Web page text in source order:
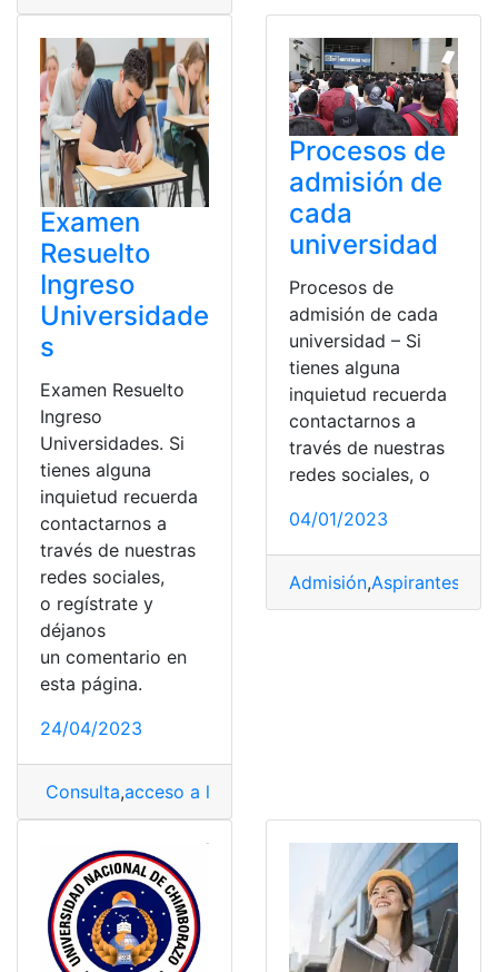
Examen
Resuelto
Ingreso
Universidade
s
Examen Resuelto
Ingreso
Universidades. Si
tienes alguna
inquietud recuerda
contactarnos a
través de nuestras
redes sociales,
o regístrate y
déjanos
un comentario en
esta página.
24/04/2023
Consulta,acceso a la universidad
Procesos de
admisión de
cada
universidad
Procesos de
admisión de cada
universidad – Si
tienes alguna
inquietud recuerda
contactarnos a
través de nuestras
redes sociales, o
04/01/2023
Admisión,Aspirantes